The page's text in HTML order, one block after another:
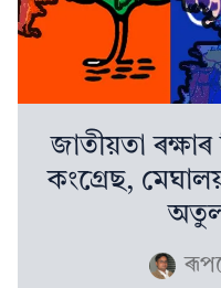
জাতীয়তা
কংগ্ৰেছ,
অতুল